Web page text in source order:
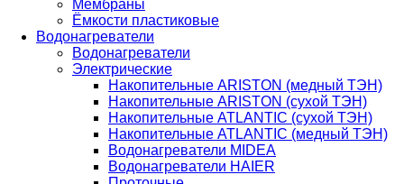
Мембраны
Ёмкости пластиковые
Водонагреватели
Водонагреватели
Электрические
Накопительные ARISTON (медный ТЭН)
Накопительные ARISTON (сухой ТЭН)
Накопительные ATLANTIC (сухой ТЭН)
Накопительные ATLANTIC (медный ТЭН)
Водонагреватели MIDEA
Водонагреватели HAIER